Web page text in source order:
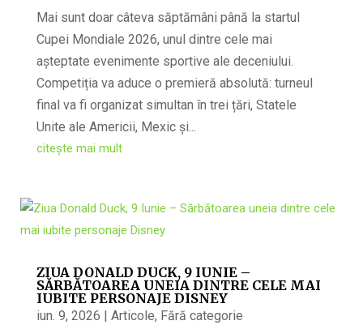
Mai sunt doar câteva săptămâni până la startul
Cupei Mondiale 2026, unul dintre cele mai
așteptate evenimente sportive ale deceniului.
Competiția va aduce o premieră absolută: turneul
final va fi organizat simultan în trei țări, Statele
Unite ale Americii, Mexic și...
citește mai mult
ZIUA DONALD DUCK, 9 IUNIE –
SĂRBĂTOAREA UNEIA DINTRE CELE MAI
IUBITE PERSONAJE DISNEY
iun. 9, 2026 | Articole, Fără categorie